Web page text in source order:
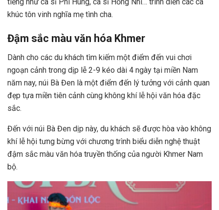
khúc tôn vinh nghĩa mẹ tình cha.
Đậm sắc màu văn hóa Khmer
Dành cho các du khách tìm kiếm một điểm đến vui chơi
ngoạn cảnh trong dịp lễ 2-9 kéo dài 4 ngày tại miền Nam
năm nay, núi Bà Đen là một điểm đến lý tưởng với cảnh quan
đẹp tựa miền tiên cảnh cùng không khí lễ hội văn hóa đặc
sắc.
Đến với núi Bà Đen dịp này, du khách sẽ được hòa vào không
khí lễ hội tưng bừng với chương trình biểu diễn nghệ thuật
đậm sắc màu văn hóa truyền thống của người Khmer Nam
bộ.